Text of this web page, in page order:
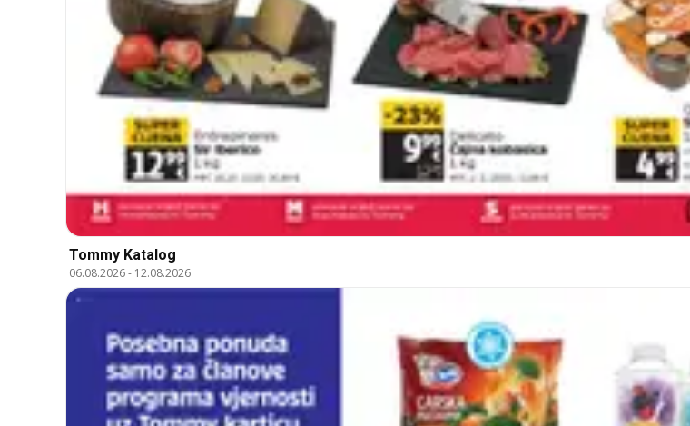
Tommy Katalog
06.08.2026- 12.08.2026